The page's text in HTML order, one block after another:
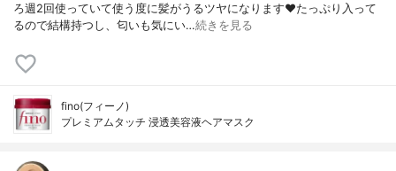
ろ週2回使っていて使う度に髪がうるツヤになります❤たっぷり入って
るので結構持つし、匂いも気にい…続きを見る
fino(フィーノ)
プレミアムタッチ 浸透美容液ヘアマスク